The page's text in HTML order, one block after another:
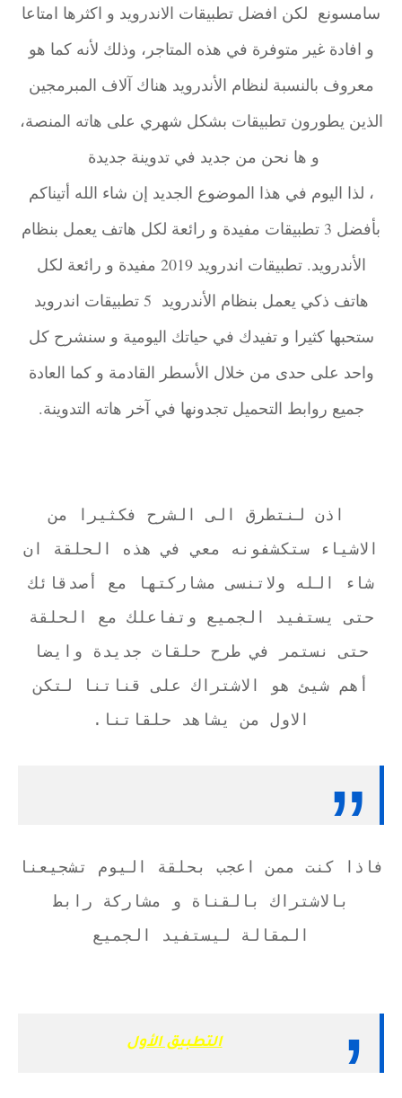
سامسونع لكن افضل تطبيقات الاندرويد و اكثرها امتاعا
و افادة غير متوفرة في هذه المتاجر، وذلك لأنه كما هو
معروف بالنسبة لنظام الأندرويد هناك آلاف المبرمجين
الذين يطورون تطبيقات بشكل شهري على هاته المنصة،
و ها نحن من جديد في تدوينة جديدة
، لذا اليوم في هذا الموضوع الجديد إن شاء الله أتيناكم
بأفضل 3 تطبيقات مفيدة و رائعة لكل هاتف يعمل بنظام
الأندرويد. تطبيقات اندرويد 2019 مفيدة و رائعة لكل
هاتف ذكي يعمل بنظام الأندرويد 5 تطبيقات اندرويد
ستحبها كثيرا و تفيدك في حياتك اليومية و سنشرح كل
واحد على حدى من خلال الأسطر القادمة و كما العادة
جميع روابط التحميل تجدونها في آخر هاته التدوينة.
اذن لنتطرق الى الشرح فكثيرا من
الاشياء ستكشفونه معي في هذه الحلقة ان
شاء الله ولاتنسى مشاركتها مع أصدقائك
حتى يستفيد الجميع وتفاعلك مع الحلقة
حتى نستمر في طرح حلقات جديدة وايضا
أهم شيئ هو الاشتراك على قناتنا لتكن
الاول من يشاهد حلقاتنا.
فاذا كنت ممن اعجب بحلقة اليوم تشجيعنا
بالاشتراك بالقناة و مشاركة رابط
المقالة ليستفيد الجميع
التطبيق الأول